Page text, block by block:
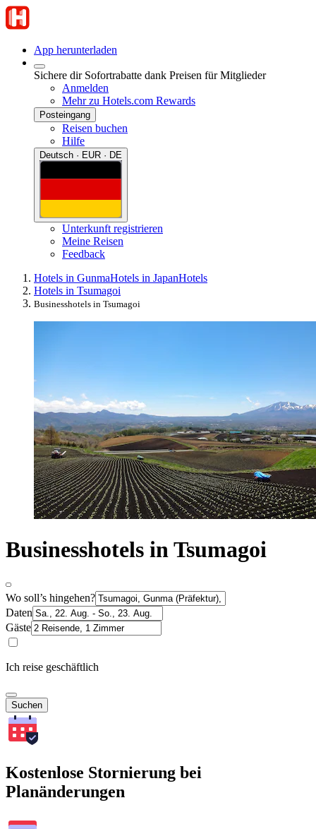
App herunterladen
Sichere dir Sofortrabatte dank Preisen für Mitglieder
Anmelden
Mehr zu Hotels.com Rewards
Posteingang
Reisen buchen
Hilfe
Deutsch · EUR · DE
Unterkunft registrieren
Meine Reisen
Feedback
Hotels in GunmaHotels in JapanHotels
Hotels in Tsumagoi
Businesshotels in Tsumagoi
Businesshotels in Tsumagoi
Wo soll’s hingehen?
Daten
Gäste
Ich reise geschäftlich
Suchen
Kostenlose Stornierung bei
Planänderungen